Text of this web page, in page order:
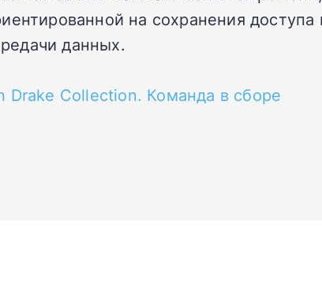
на сохранения
данных.
Drake Collection. Команда в сборе